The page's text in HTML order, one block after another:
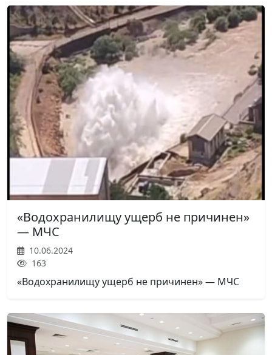
«Водохранилищу ущерб не причинен»
— МЧС
10.06.2024
163
«Водохранилищу ущерб не причинен» — МЧС